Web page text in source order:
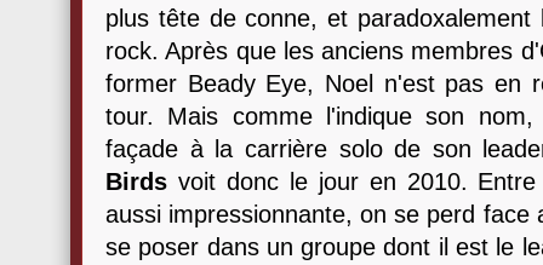
plus tête de conne, et
rock. Après que les anciens membres
former Beady Eye, Noel n'est pas en
tour. Mais comme l'indique son
façade à la carrière solo de son
Birds voit donc le jour en 2010.
aussi impressionnante, on se perd face
se poser dans un groupe dont il est le